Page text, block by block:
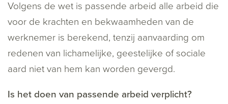
Volgens de wet is passende arbeid alle arbeid die
voor de krachten en bekwaamheden van de
werknemer is berekend, tenzij aanvaarding om
redenen van lichamelijke, geestelijke of sociale
aard niet van hem kan worden gevergd.
Is het doen van passende arbeid verplicht?